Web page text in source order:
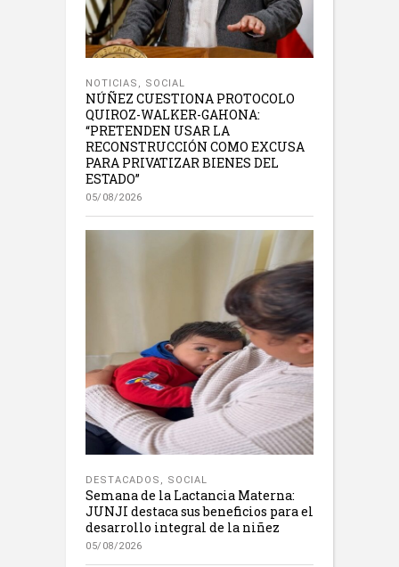
NOTICIAS , SOCIAL
NÚÑEZ CUESTIONA PROTOCOLO
QUIROZ-WALKER-GAHONA:
“PRETENDEN USAR LA
RECONSTRUCCIÓN COMO EXCUSA
PARA PRIVATIZAR BIENES DEL
ESTADO”
05/08/2026
DESTACADOS SOCIAL
Semana de la Lactancia Materna:
JUNJI destaca sus beneficios para el
desarrollo integral de la niñez
05/08/2026